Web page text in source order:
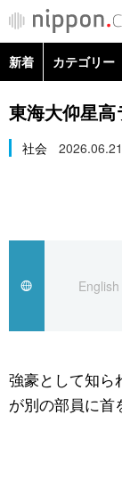
社会
旅と暮らし
新着 カテゴリー
政治・外交
経済・ビジネス
社会
文化
科学・技術
暮らし
東海大仰星
社会
English
強豪として知ら
が別の部員に首